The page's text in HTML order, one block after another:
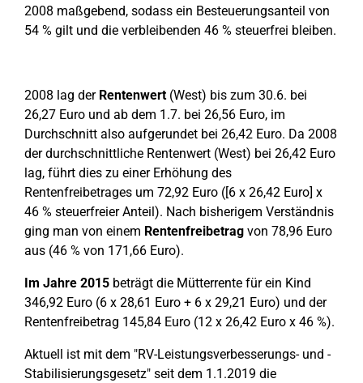
2008 maßgebend, sodass ein Besteuerungsanteil von
54 % gilt und die verbleibenden 46 % steuerfrei bleiben.
2008 lag der Rentenwert(West) bis zum 30.6. bei
26,27 Euro und ab dem 1.7. bei 26,56 Euro, im
Durchschnitt also aufgerundet bei 26,42 Euro. Da 2008
der durchschnittliche Rentenwert (West) bei 26,42 Euro
lag, führt dies zu einer Erhöhung des
Rentenfreibetrages um 72,92 Euro ([6 x 26,42 Euro] x
46 % steuerfreier Anteil). Nach bisherigem Verständnis
ging man von einem Rentenfreibetrag von 78,96 Euro
aus (46 % von 171,66 Euro).
Im Jahre 2015 beträgt die Mütterrente für ein Kind
346,92 Euro (6 x 28,61 Euro + 6 x 29,21 Euro) und der
Rentenfreibetrag 145,84 Euro (12 x 26,42 Euro x 46 %).
Aktuell ist mit dem "RV-Leistungsverbesserungs- und -
Stabilisierungsgesetz" seit dem 1.1.2019 die